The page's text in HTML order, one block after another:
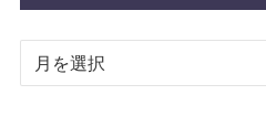
BLOG